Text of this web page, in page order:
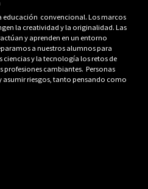
educación convencional. Los marcos
la creatividad y la originalidad. Las
y aprenden en un entorno
a nuestros alumnos para
y la tecnología los retos de
profesiones cambiantes. Personas
asumir riesgos, tanto pensando como